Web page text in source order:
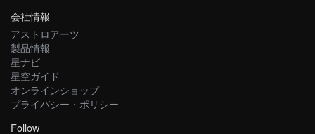
会社情報
アストロアーツ
製品情報
星ナビ
星空ガイド
オンラインショップ
プライバシー・ポリシー
Follow